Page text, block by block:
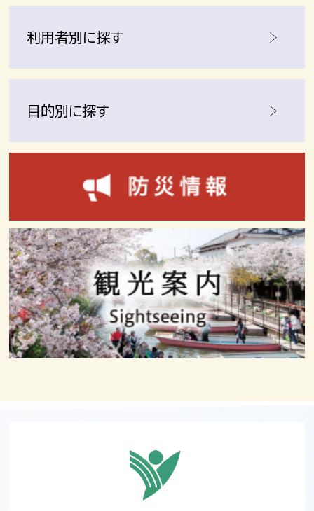
利用者別に探す
目的別に探す